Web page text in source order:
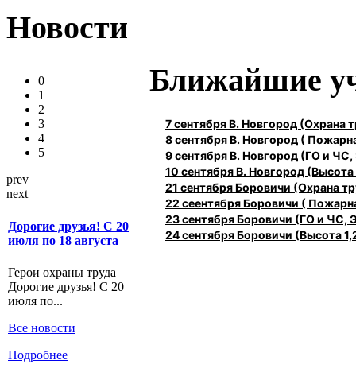
Новости
0
1
2
3
4
5
prev
next
Дорогие друзья! С 20
июля по 18 августа
Герои охраны труда
Дорогие друзья! С 20
июля по...
Все новости
Подробнее
Ближайшие
7 сентября В. Новгород
8 сентября В. Новгород (
9 сентября В. Новгород (ГО и ЧС,
10 сентября В. Новгород (Высота
21 сентября Боровичи (Охрана
22 сеентября Боровичи (
23 сентября Боровичи (ГО и ЧС,
24 сентября Боровичи (Высота